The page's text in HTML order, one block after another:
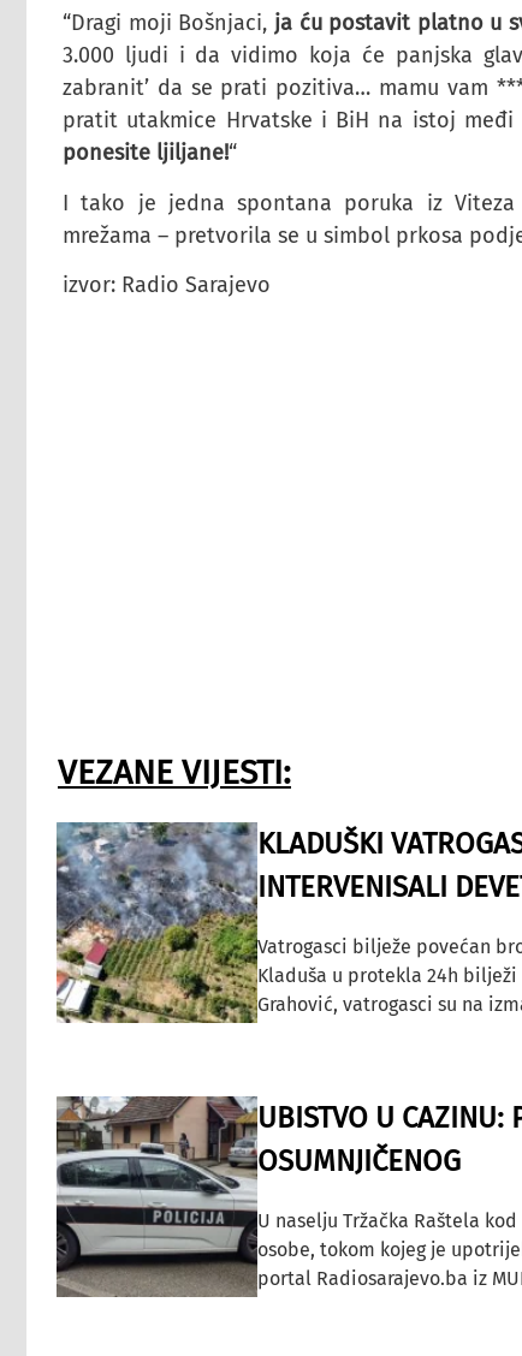
“Dragi moji Bošnjaci, ja ću postavit platno u
3.000 ljudi i da vidimo koja će panjska
zabranit’ da se prati pozitiva… mamu vam
pratit utakmice Hrvatske i BiH na istoj
ponesite ljiljane!“
I tako je jedna spontana poruka iz
mrežama – pretvorila se u simbol prkosa
izvor: Radio Sarajevo
VEZANE VIJESTI:
KLADUŠKI
INTERVENISALI
Vatrogasci bilježe povećan
Kladuša u protekla 24h
Grahović, vatrogasci su na
UBISTVO U CAZINU:
OSUMNJIČENOG
U naselju Tržačka Raštela
osobe, tokom kojeg je
portal Radiosarajevo.ba iz